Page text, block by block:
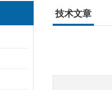
技术文章